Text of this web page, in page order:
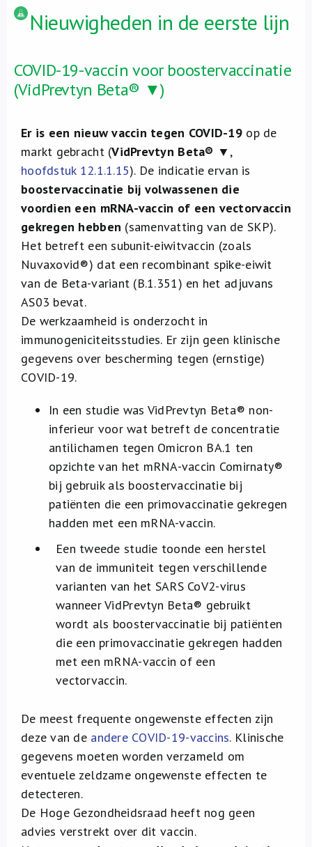
Nieuwigheden in de eerste lijn
COVID-19-vaccin voor boostervaccinatie
(VidPrevtyn Beta® ▼)
Er is een nieuw vaccin tegen COVID-19 op de
markt gebracht (VidPrevtyn Beta® ▼,
hoofdstuk 12.1.1.15). De indicatie ervan is
boostervaccinatie bij volwassenen die
voordien een mRNA-vaccin of een vectorvaccin
gekregen hebben (samenvatting van de SKP).
Het betreft een subunit-eiwitvaccin (zoals
Nuvaxovid®) dat een recombinant spike-eiwit
van de Beta-variant (B.1.351) en het adjuvans
AS03 bevat.
De werkzaamheid is onderzocht in
immunogeniciteitsstudies. Er zijn geen klinische
gegevens over bescherming tegen (ernstige)
COVID-19.
In een studie was VidPrevtyn Beta® non-
inferieur voor wat betreft de concentratie
antilichamen tegen Omicron BA.1 ten
opzichte van het mRNA-vaccin Comirnaty®
bij gebruik als boostervaccinatie bij
patiënten die een primovaccinatie gekregen
hadden met een mRNA-vaccin.
Een tweede studie toonde een herstel
van de immuniteit tegen verschillende
varianten van het SARS CoV2-virus
wanneer VidPrevtyn Beta® gebruikt
wordt als boostervaccinatie bij patiënten
die een primovaccinatie gekregen hadden
met een mRNA-vaccin of een
vectorvaccin.
De meest frequente ongewenste effecten zijn
deze van de andere COVID-19-vaccins. Klinische
gegevens moeten worden verzameld om
eventuele zeldzame ongewenste effecten te
detecteren.
De Hoge Gezondheidsraad heeft nog geen
advies verstrekt over dit vaccin.